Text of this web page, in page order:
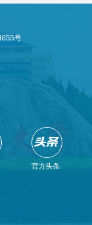
号
官方头条